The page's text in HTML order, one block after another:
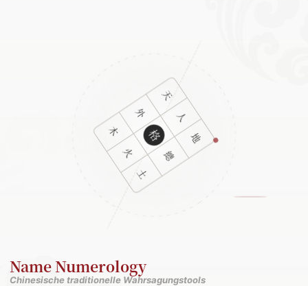
Name Numerology
Chinesische traditionelle Wahrsagungstools